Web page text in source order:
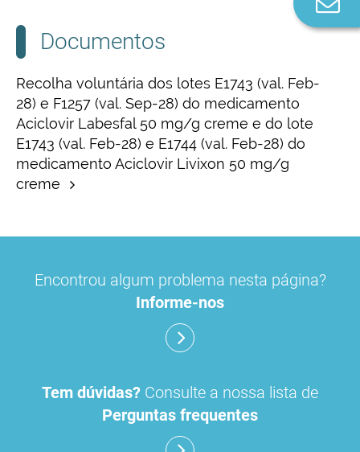
Documentos
Recolha voluntária dos lotes E1743 (val. Feb-
28) e F1257 (val. Sep-28) do medicamento
Aciclovir Labesfal 50 mg/g creme e do lote
E1743 (val. Feb-28) e E1744 (val. Feb-28) do
medicamento Aciclovir Livixon 50 mg/g
creme
Encontrou algum problema nesta página?
Informe-nos
Tem dúvidas? Consulte a nossa lista de
Perguntas frequentes